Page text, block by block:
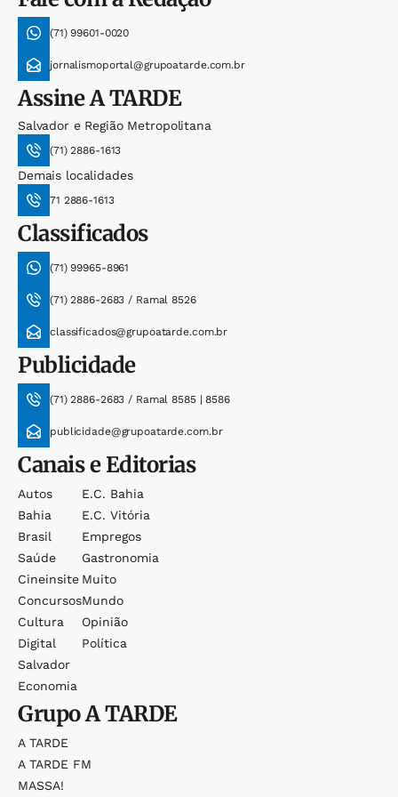
(71) 99601-0020
jornalismoportal@grupoatarde.com.br
AssineA TARDE
Salvador e Região Metropolitana
(71) 2886-1613
Demais localidades
71 2886-1613
Classificados
(71) 99965-8961
(71) 2886-2683 / Ramal 8526
classificados@grupoatarde.com.br
Publicidade
(71) 2886-2683 / Ramal 8585 | 8586
publicidade@grupoatarde.com.br
Canais e Editorias
Autos
Bahia
Brasil
Saúde
Cineinsite
Concursos
Cultura
Digital
Salvador
Economia
E.c. Bahia
E.c. Vitória
Empregos
Gastronomia
Muito
Mundo
Opinião
Política
GrupoA TARDE
A TARDE
A TARDE FM
MASSA!